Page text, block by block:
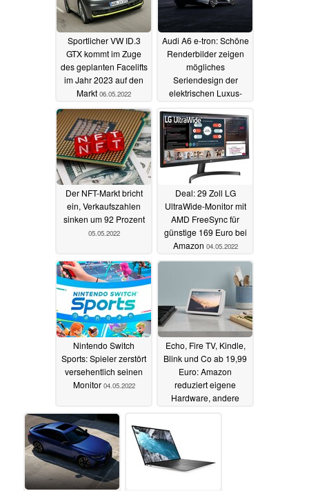
Sportlicher VW ID.3
GTX kommt im Zuge
des geplanten Facelifts
im Jahr 2023 auf den
Markt 06.05.2022
Audi A6 e-tron: Schöne
Renderbilder zeigen
mögliches
Seriendesign der
elektrischen Luxus-
Der NFT-Markt bricht
ein, Verkaufszahlen
sinken um 92 Prozent
05.05.2022
Deal: 29 Zoll LG
UltraWide-Monitor mit
AMD FreeSync für
günstige 169 Euro bei
Amazon 04.05.2022
Nintendo Switch
Sports: Spieler zerstört
versehentlich seinen
Monitor 04.05.2022
Echo, Fire TV, Kindle,
Blink und Co ab 19,99
Euro: Amazon
reduziert eigene
Hardware, andere